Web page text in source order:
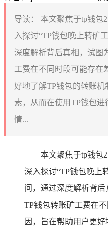
导读：
本文聚焦于tp钱包
入探讨“TP钱包晚上转矿
深度解析背后真相，试图
工费在不同时段可能存在
好地了解TP钱包的转账
素，从而在使用TP钱包
情...
本文聚焦于tp钱包
深入探讨“TP钱包晚上
问，通过深度解析背
TP钱包转账矿工费在
因，旨在帮助用户更